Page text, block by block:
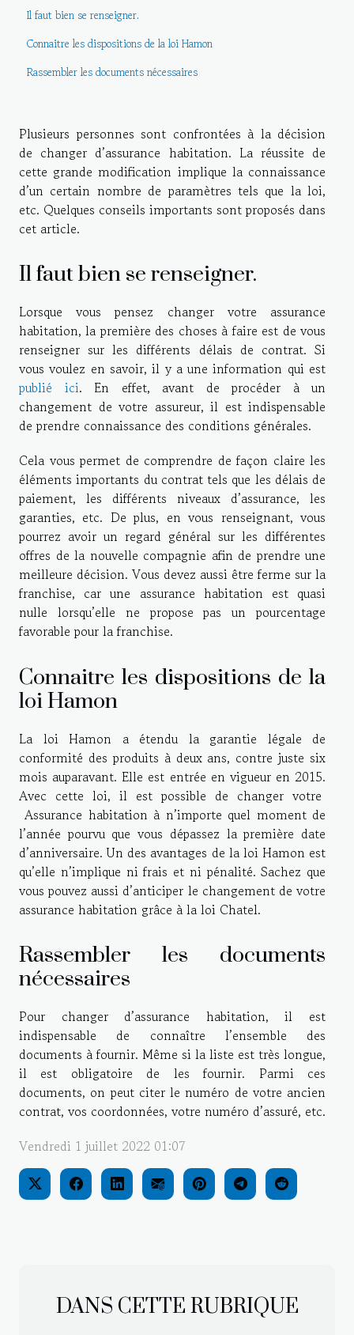
Il faut bien se renseigner.
Connaitre les dispositions de la loi Hamon
Rassembler les documents nécessaires
Plusieurs personnes sont confrontées à la décision
de changer d’assurance habitation. La réussite de
cette grande modification implique la connaissance
d’un certain nombre de paramètres tels que la loi,
etc. Quelques conseils importants sont proposés dans
cet article.
Il faut bien se renseigner.
Lorsque vous pensez changer votre assurance
habitation, la première des choses à faire est de vous
renseigner sur les différents délais de contrat. Si
vous voulez en savoir, il y a une information qui est
publié ici. En effet, avant de procéder à un
changement de votre assureur, il est indispensable
de prendre connaissance des conditions générales.
Cela vous permet de comprendre de façon claire les
éléments importants du contrat tels que les délais de
paiement, les différents niveaux d’assurance, les
garanties, etc. De plus, en vous renseignant, vous
pourrez avoir un regard général sur les différentes
offres de la nouvelle compagnie afin de prendre une
meilleure décision. Vous devez aussi être ferme sur la
franchise, car une assurance habitation est quasi
nulle lorsqu’elle ne propose pas un pourcentage
favorable pour la franchise.
Connaitre les dispositions de la
loi Hamon
La loi Hamon a étendu la garantie légale de
conformité des produits à deux ans, contre juste six
mois auparavant. Elle est entrée en vigueur en 2015.
Avec cette loi, il est possible de changer votre
Assurance habitation à n’importe quel moment de
l’année pourvu que vous dépassez la première date
d’anniversaire. Un des avantages de la loi Hamon est
qu’elle n’implique ni frais et ni pénalité. Sachez que
vous pouvez aussi d’anticiper le changement de votre
assurance habitation grâce à la loi Chatel.
Rassembler les documents
nécessaires
Pour changer d’assurance habitation, il est
indispensable de connaître l’ensemble des
documents à fournir. Même si la liste est très longue,
il est obligatoire de les fournir. Parmi ces
documents, on peut citer le numéro de votre ancien
contrat, vos coordonnées, votre numéro d’assuré, etc.
Vendredi 1 juillet 2022 01:07
DANS CETTE RUBRIQUE